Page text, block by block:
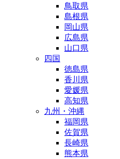
鳥取県
島根県
岡山県
広島県
山口県
四国
徳島県
香川県
愛媛県
高知県
九州・沖縄
福岡県
佐賀県
長崎県
熊本県